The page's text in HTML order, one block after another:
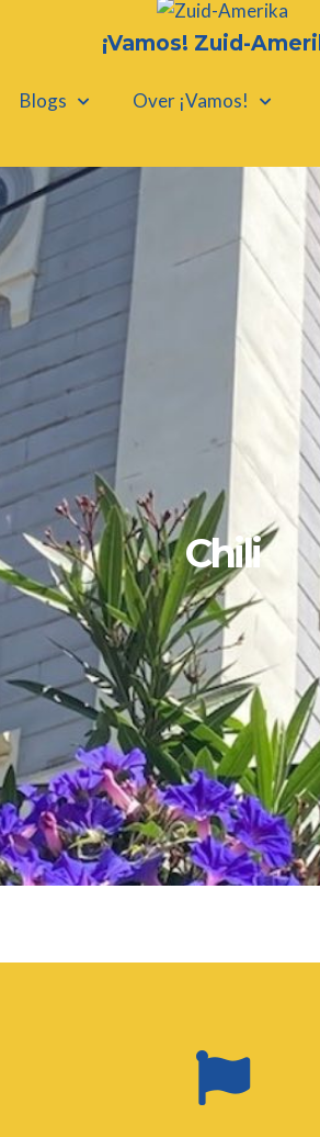
¡Vamos! Zuid-
Blogs Over ¡Vamos!
Chili